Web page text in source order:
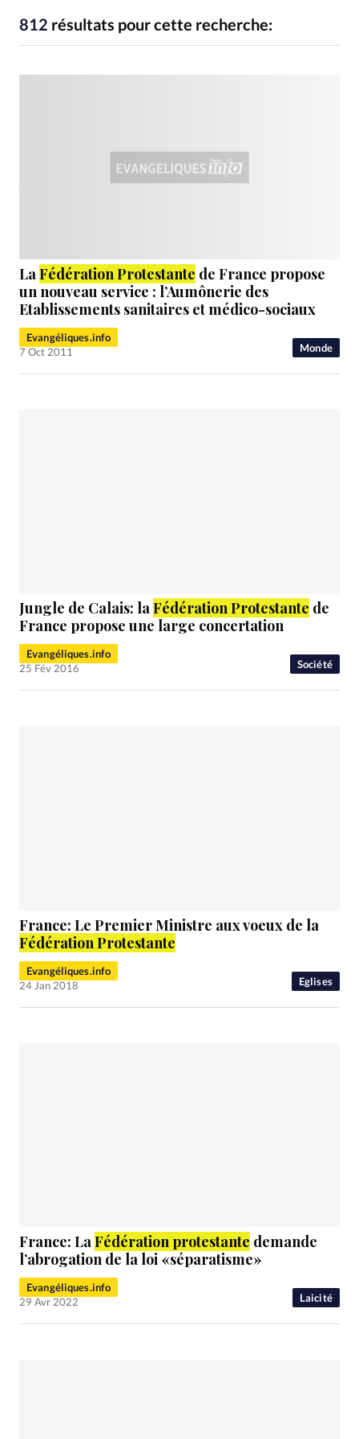
Toute l'actualité Bible Culture
Economie
Eglises
Histoire Laicité
Liberté religieuse
812 résultats pour cette recherche:
Monde
LaFédération Protestante de France propose
un nouveau service : l’Aumônerie des
Etablissements sanitaires et médico-sociaux
Evangéliques.info
7 Oct 2011
Société
Jungle de Calais: laFédération Protestante de
France propose une large concertation
Evangéliques.info
25 Fév 2016
Eglises
France: Le Premier Ministre aux voeux de la
Fédération Protestante
Evangéliques.info
24 Jan 2018
Laicité
France: LaFédération protestante demande
l’abrogation de la loi «séparatisme»
Evangéliques.info
29 Avr 2022